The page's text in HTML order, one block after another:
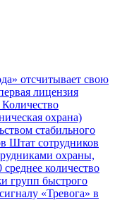
отсчитывает свою
лицензия
Количество
охрана)
стабильного
Штат сотрудников
охраны,
среднее количество
групп быстрого
«Тревога» в